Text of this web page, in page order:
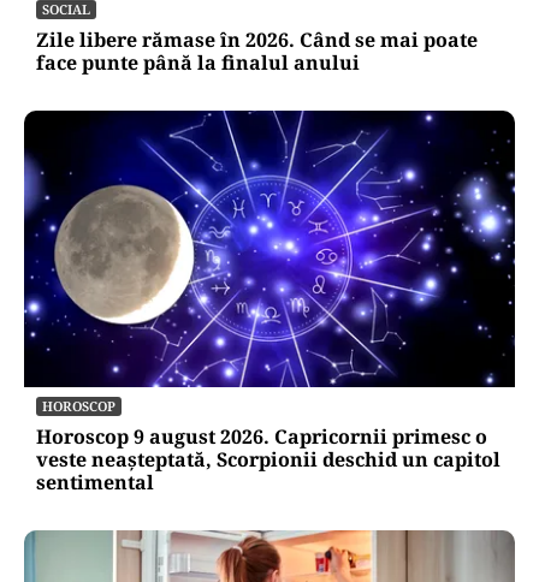
SOCIAL
Zile libere rămase în 2026. Când se mai poate
face punte până la finalul anului
HOROSCOP
Horoscop 9 august 2026. Capricornii primesc o
veste neașteptată, Scorpionii deschid un capitol
sentimental